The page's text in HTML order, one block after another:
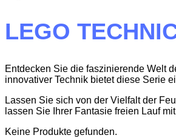
LEGO
Entdecken Sie die faszinierende Welt
innovativer Technik bietet diese Serie
Lassen Sie sich von der Vielfalt der
lassen Sie Ihrer Fantasie freien Lauf
Keine Produkte gefunden.